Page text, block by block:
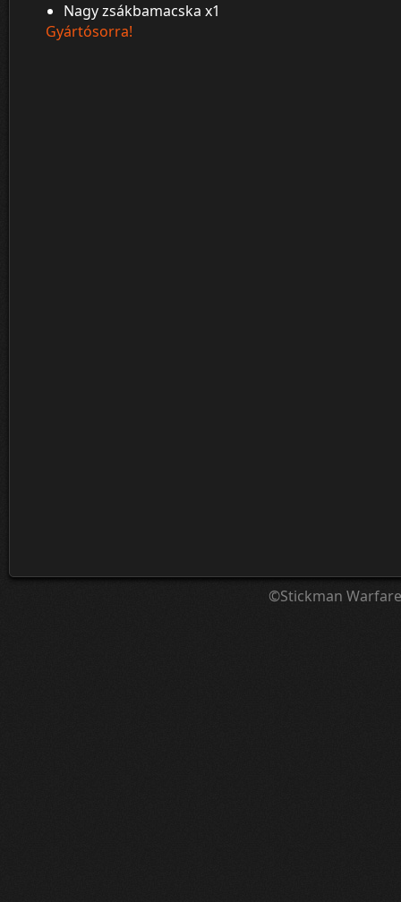
Nagy zsákbamacska x1
Gyártósorra!
©Stickman Warfare